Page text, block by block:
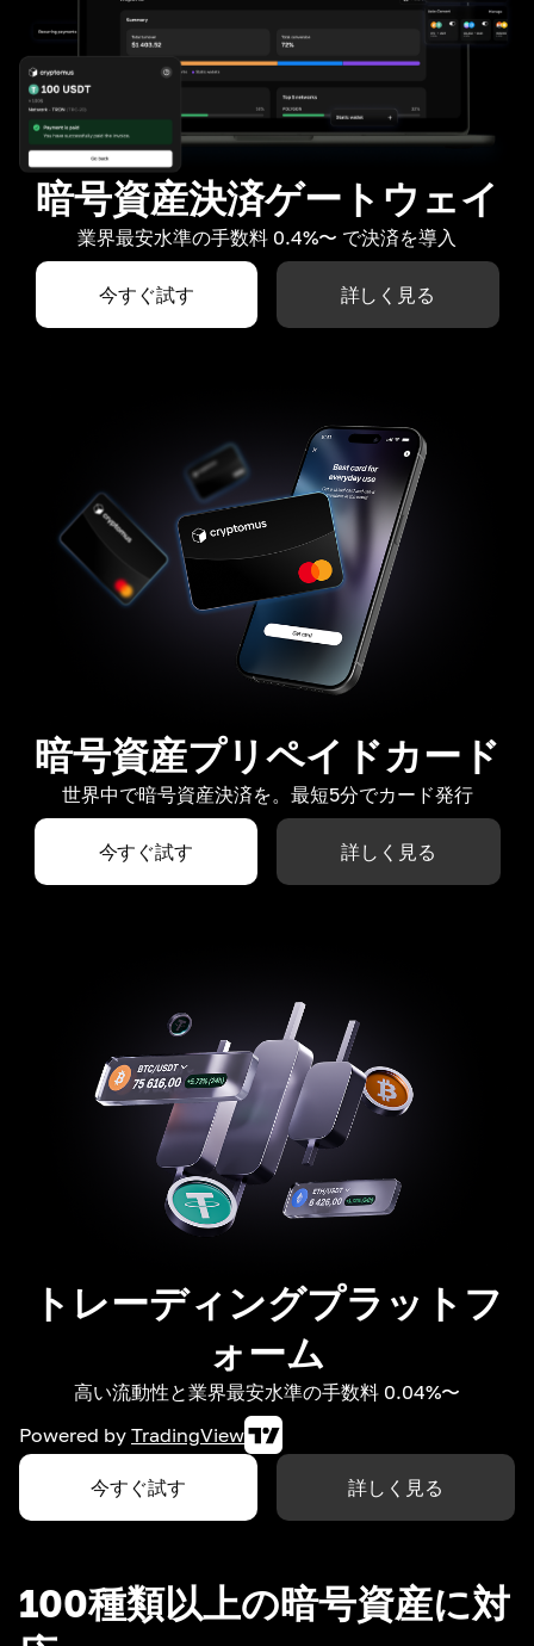
暗号資産決済ゲートウェイ
業界最安水準の手数料 0.4%〜 で決済を導入
今すぐ試す 詳しく見る
暗号資産プリペイドカード
世界中で暗号資産決済を。最短5分でカード発行
今すぐ試す 詳しく見る
トレーディングプラットフ
ォーム
高い流動性と業界最安水準の手数料 0.04%〜
Powered by TradingView
今すぐ試す 詳しく見る
100種類以上の暗号資産に対